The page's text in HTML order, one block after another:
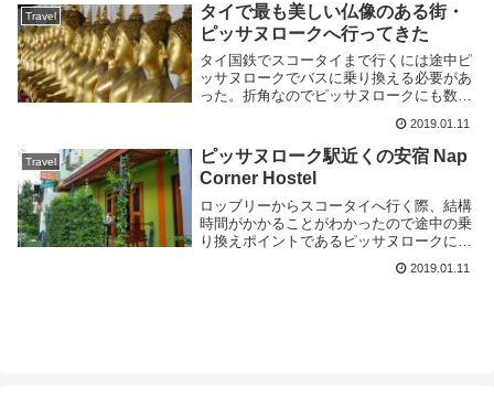
Travel
タイで最も美しい仏像のある街・
ピッサヌロークへ行ってきた
タイ国鉄でスコータイまで行くには途中ピ
ッサヌロークでバスに乗り換える必要があ
った。折角なのでピッサヌロークにも数泊
ヌロークとはタイ北部にある地方都市でス
コータイ王朝時代から主要都市として栄え
ていたらしい...
2019.01.11
Travel
ピッサヌローク駅近くの安宿 Nap
Corner Hostel
ロッブリーからスコータイへ行く際、結構
時間がかかることがわかったので途中の乗
り換えポイントであるピッサヌロークに泊
Corner Hostel Phitsanulok を紹介しよう。
2019.01.11